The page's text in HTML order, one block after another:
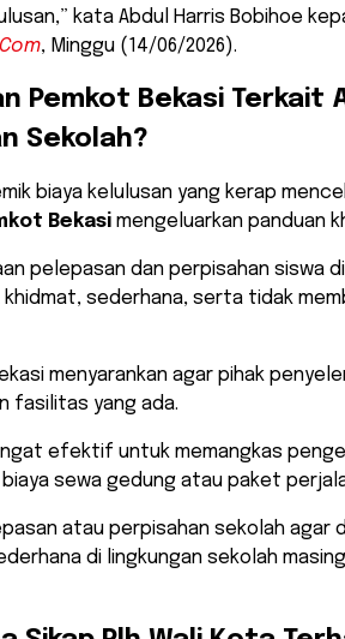
kata Abdul Harris Bobihoe
, Minggu (14/06/2026).
Pemkot Bekasi Terkait
Sekolah?
biaya kelulusan yang kerap
Bekasi mengeluarkan panduan
pelepasan dan perpisahan siswa
sederhana, serta tidak
menyarankan agar pihak
fasilitas yang ada.
efektif untuk memangkas
sewa gedung atau paket
atau perpisahan sekolah agar
di lingkungan sekolah